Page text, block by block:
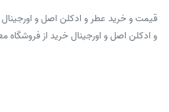
قیمت و خرید عطر و ادکلن اصل و اورجینال
و ادکلن اصل و اورجینال خرید از فروشگاه